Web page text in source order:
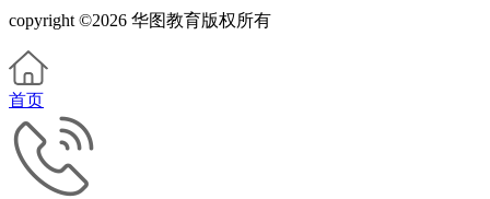
copyright ©2026 华图教育版权所有
首页